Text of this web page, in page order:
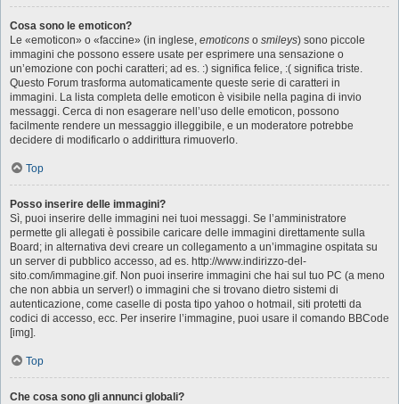
Cosa sono le emoticon?
Le «emoticon» o «faccine» (in inglese, emoticons o smileys) sono piccole
immagini che possono essere usate per esprimere una sensazione o
un’emozione con pochi caratteri; ad es. :) significa felice, :( significa triste.
Questo Forum trasforma automaticamente queste serie di caratteri in
immagini. La lista completa delle emoticon è visibile nella pagina di invio
messaggi. Cerca di non esagerare nell’uso delle emoticon, possono
facilmente rendere un messaggio illeggibile, e un moderatore potrebbe
decidere di modificarlo o addirittura rimuoverlo.
Top
Posso inserire delle immagini?
Sì, puoi inserire delle immagini nei tuoi messaggi. Se l’amministratore
permette gli allegati è possibile caricare delle immagini direttamente sulla
Board; in alternativa devi creare un collegamento a un’immagine ospitata su
un server di pubblico accesso, ad es. http://www.indirizzo-del-
sito.com/immagine.gif. Non puoi inserire immagini che hai sul tuo PC (a meno
che non abbia un server!) o immagini che si trovano dietro sistemi di
autenticazione, come caselle di posta tipo yahoo o hotmail, siti protetti da
codici di accesso, ecc. Per inserire l’immagine, puoi usare il comando BBCode
[img].
Top
Che cosa sono gli annunci globali?